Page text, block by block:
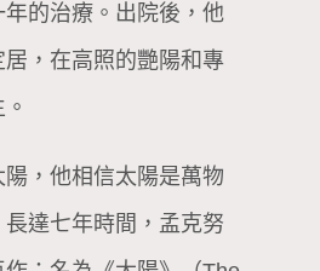
的治療。出院後，他
，在高照的艷陽和專
，他相信太陽是萬物
達七年時間，孟克努